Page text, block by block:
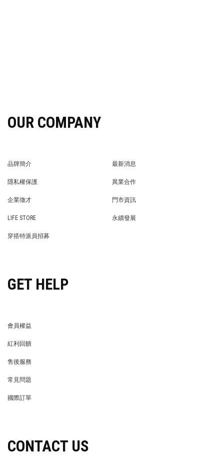
OUR COMPANY
品牌簡介
最新消息
隱私權保護
異業合作
企業徵才
門市資訊
LIFE STORE
永續發展
穿搭特派員招募
GET HELP
會員權益
紅利回饋
售後服務
常見問題
國際訂單
CONTACT US